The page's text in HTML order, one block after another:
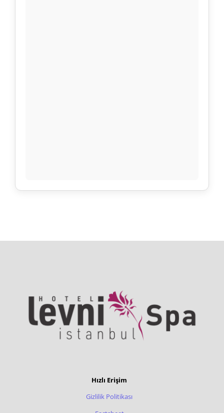
Hızlı Erişim
Gizlilik Politikası